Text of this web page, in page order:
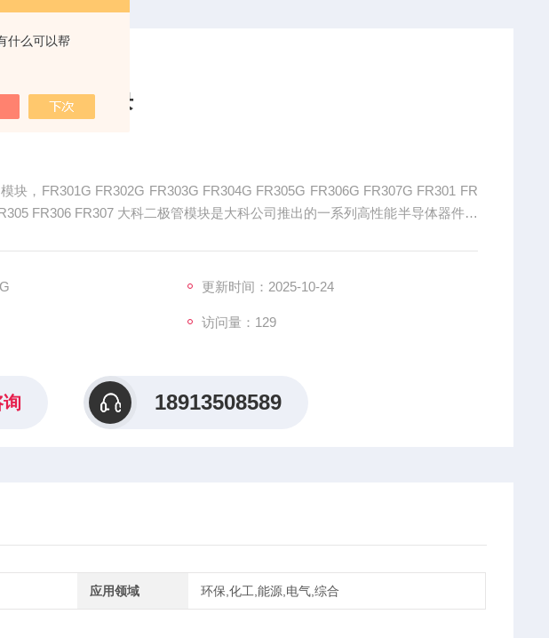
什么可以帮
二极管模块
块，FR301G FR302G FR303G FR304G FR305G FR306G FR307G FR301 FR
FR306 FR307 大科二极管模块是大科公司推出的一系列高性能半导体器件，
更新时间：2025-10-24
访问量：129
18913508589
应用领域 环保,化工,能源,电气,综合